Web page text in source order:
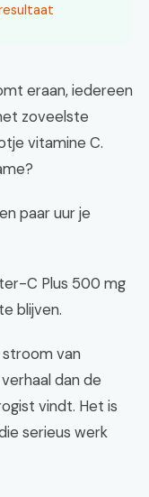
eraan, iedereen
zoveelste
vitamine C.
paar uur je
C Plus 500 mg
blijven.
stroom van
dan de
vindt. Het is
serieus werk